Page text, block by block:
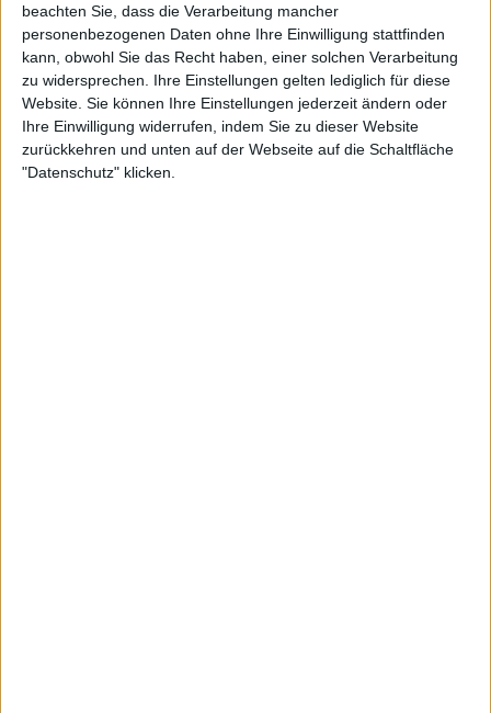
beachten Sie, dass die Verarbeitung mancher
personenbezogenen Daten ohne Ihre Einwilligung stattfinden
kann, obwohl Sie das Recht haben, einer solchen Verarbeitung
zu widersprechen. Ihre Einstellungen gelten lediglich für diese
Website. Sie können Ihre Einstellungen jederzeit ändern oder
Ihre Einwilligung widerrufen, indem Sie zu dieser Website
zurückkehren und unten auf der Webseite auf die Schaltfläche
"Datenschutz" klicken.
Newsletter abonnieren